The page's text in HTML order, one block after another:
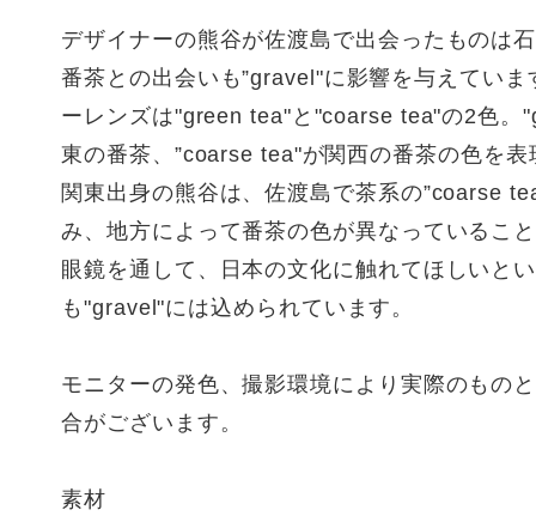
デザイナーの熊谷が佐渡島で出会ったものは
番茶との出会いも”gravel"に影響を与えていま
ーレンズは"green tea"と"coarse tea"の2色。
東の番茶、”coarse tea"が関西の番茶の色を表
関東出身の熊谷は、佐渡島で茶系の”coarse
み、地方によって番茶の色が異なっているこ
眼鏡を通して、日本の文化に触れてほしいと
も"gravel"には込められています。
モニターの発色、撮影環境により実際のもの
合がございます。
素材